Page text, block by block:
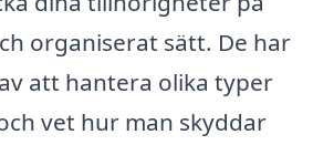
organiserat sätt. De har
att hantera olika typer
vet hur man skyddar